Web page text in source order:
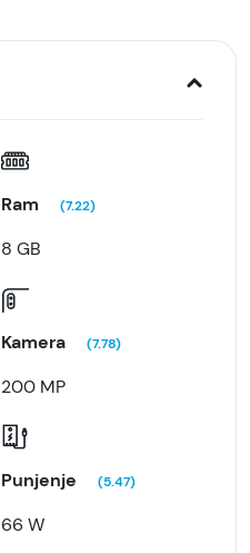
Ram (7.22)
8 GB
Kamera (7.78)
200 MP
Punjenje (5.47)
66 W